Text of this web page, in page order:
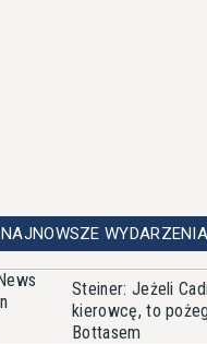
NAJNOWSZE WYDARZENIA
Steiner: Jeżeli
kierowcę, to
Bottasem